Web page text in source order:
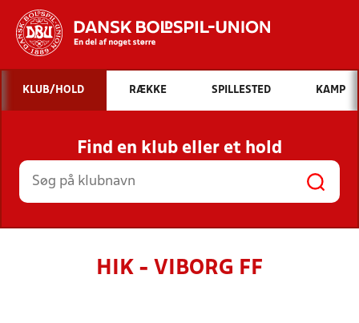
Hvad vil du søge efter?
INDHOLD OG NYHEDER
STILLINGER, RESULTATER, KLUBBER OG
HOLD
KLUB/HOLD RÆKKE SPILLESTED KAMP
Find en klub eller et hold
HIK - VIBORG FF